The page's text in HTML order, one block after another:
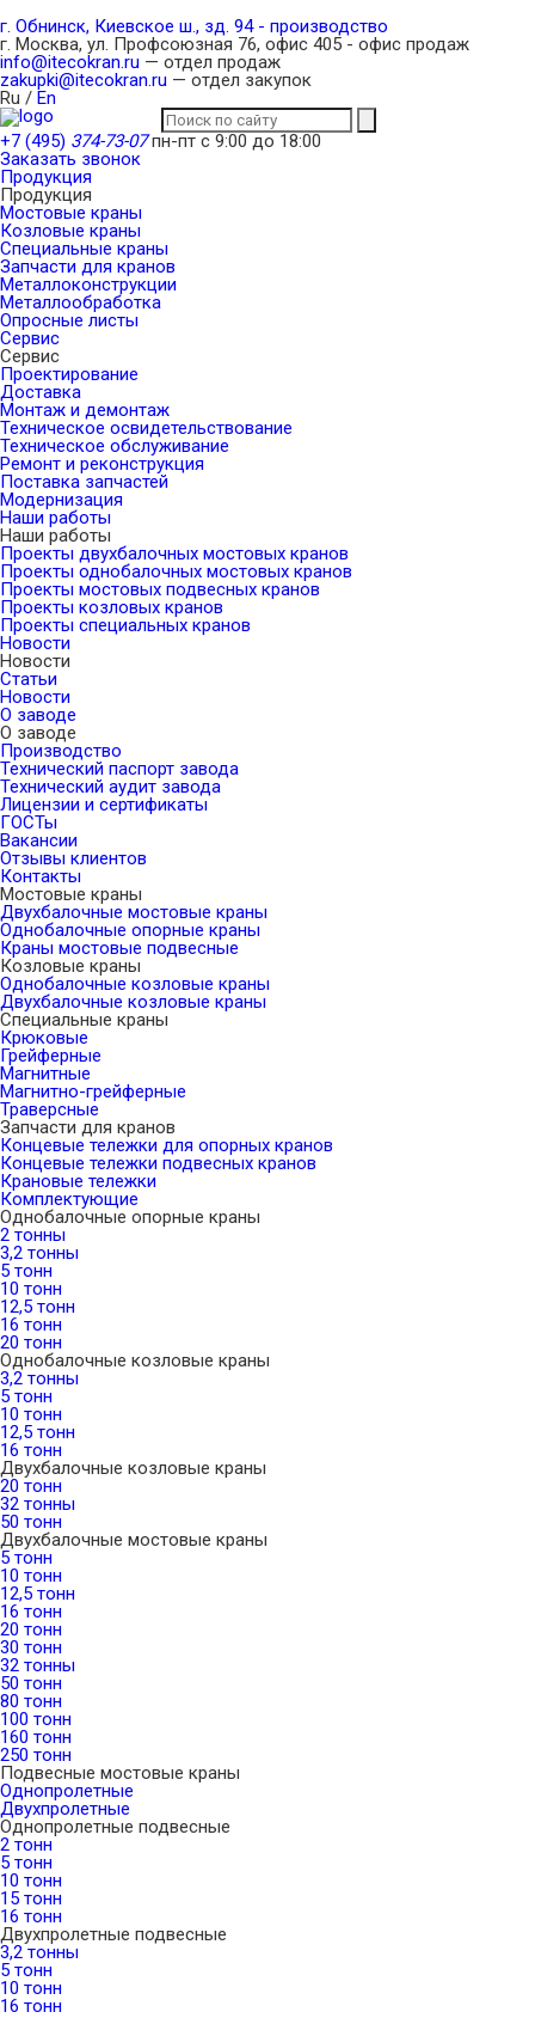
г. Обнинск, Киевское ш., зд. 94 - производство
г. Москва, ул. Профсоюзная 76, офис 405 - офис продаж
info@itecokran.ru — отдел продаж
zakupki@itecokran.ru — отдел закупок
Ru / En
+7 (495) 374-73-07 пн-пт с 9:00 до 18:00
Заказать звонок
Продукция
Продукция
Мостовые краны
Козловые краны
Специальные краны
Запчасти для кранов
Металлоконструкции
Металлообработка
Опросные листы
Сервис
Сервис
Проектирование
Доставка
Монтаж и демонтаж
Техническое освидетельствование
Техническое обслуживание
Ремонт и реконструкция
Поставка запчастей
Модернизация
Наши работы
Наши работы
Проекты двухбалочных мостовых кранов
Проекты однобалочных мостовых кранов
Проекты мостовых подвесных кранов
Проекты козловых кранов
Проекты специальных кранов
Новости
Новости
Статьи
Новости
О заводе
О заводе
Производство
Технический паспорт завода
Технический аудит завода
Лицензии и сертификаты
ГОСТы
Вакансии
Отзывы клиентов
Контакты
Мостовые краны
Двухбалочные мостовые краны
Однобалочные опорные краны
Краны мостовые подвесные
Козловые краны
Однобалочные козловые краны
Двухбалочные козловые краны
Специальные краны
Крюковые
Грейферные
Магнитные
Магнитно-грейферные
Траверсные
Запчасти для кранов
Концевые тележки для опорных кранов
Концевые тележки подвесных кранов
Крановые тележки
Комплектующие
Однобалочные опорные краны
2 тонны
3,2 тонны
5 тонн
10 тонн
12,5 тонн
16 тонн
20 тонн
Однобалочные козловые краны
3,2 тонны
5 тонн
10 тонн
12,5 тонн
16 тонн
Двухбалочные козловые краны
20 тонн
32 тонны
50 тонн
Двухбалочные мостовые краны
5 тонн
10 тонн
12,5 тонн
16 тонн
20 тонн
30 тонн
32 тонны
50 тонн
80 тонн
100 тонн
160 тонн
250 тонн
Подвесные мостовые краны
Однопролетные
Двухпролетные
Однопролетные подвесные
2 тонн
5 тонн
10 тонн
15 тонн
16 тонн
Двухпролетные подвесные
3,2 тонны
5 тонн
10 тонн
16 тонн